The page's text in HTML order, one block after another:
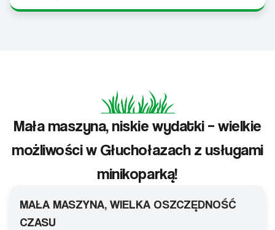
Mała maszyna, niskie wydatki – wielkie
możliwości w Głuchołazach z usługami
minikoparką!
MAŁA MASZYNA, WIELKA OSZCZĘDNOŚĆ
CZASU